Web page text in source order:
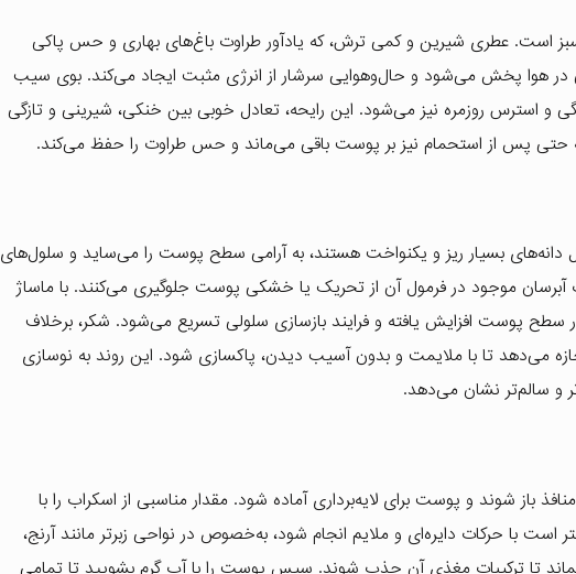
است. عطری شیرین و کمی ترش، که یادآور طراوت باغ‌های بهاری و حس پاکی
در هوا پخش می‌شود و حال‌وهوایی سرشار از انرژی مثبت ایجاد می‌کند. بوی سیب
و استرس روزمره نیز می‌شود. این رایحه، تعادل خوبی بین خنکی، شیرینی و تازگی
حتی پس از استحمام نیز بر پوست باقی می‌ماند و حس طراوت را حفظ می‌کند.
دانه‌های بسیار ریز و یکنواخت هستند، به آرامی سطح پوست را می‌ساید و سلول‌های
آبرسان موجود در فرمول آن از تحریک یا خشکی پوست جلوگیری می‌کنند. با ماساژ
پوست افزایش یافته و فرایند بازسازی سلولی تسریع می‌شود. شکر، برخلاف
می‌دهد تا با ملایمت و بدون آسیب دیدن، پاکسازی شود. این روند به نوسازی
سالم‌تر نشان می‌دهد.
باز شوند و پوست برای لایه‌برداری آماده شود. مقدار مناسبی از اسکراب را با
با حرکات دایره‌ای و ملایم انجام شود، به‌خصوص در نواحی زبرتر مانند آرنج،
برای 2 الی 3 دقیقه روی پوست بماند تا ترکیبات مغذی آن جذب شوند. سپس پوست را با آب گرم بشویید تا تمامی